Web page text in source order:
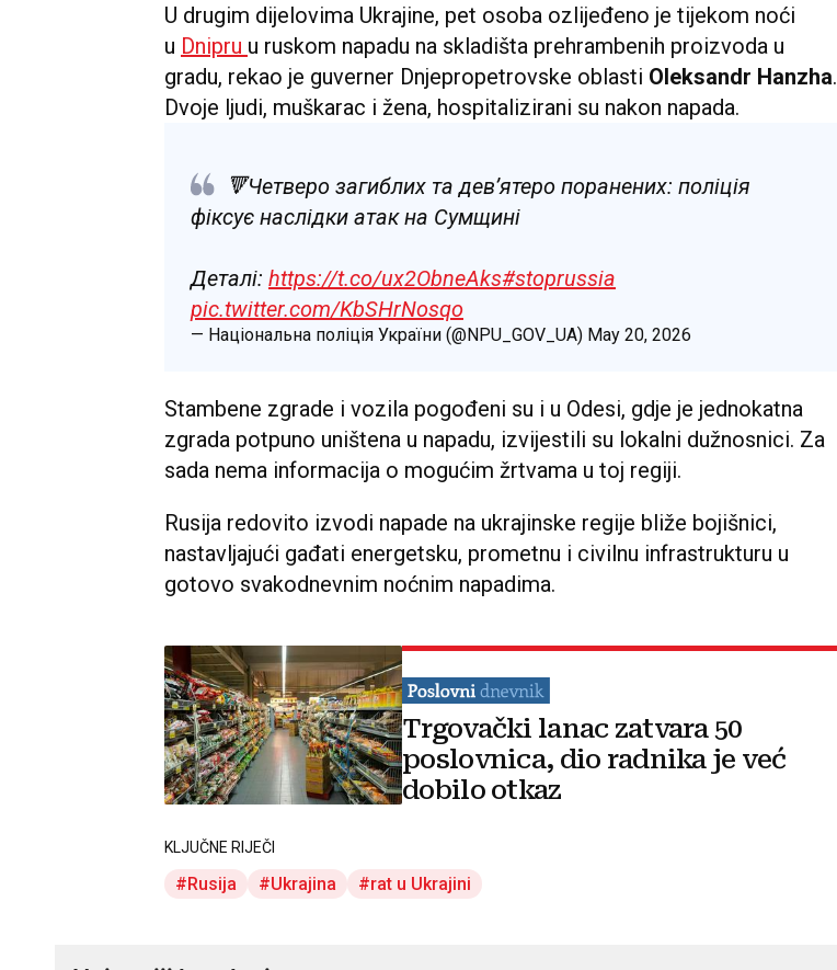
U drugim dijelovima Ukrajine, pet osoba ozlijeđeno je tijekom noći
u Dnipru u ruskom napadu na skladišta prehrambenih proizvoda u
gradu, rekao je guverner Dnjepropetrovske oblasti Oleksandr Hanzha.
Dvoje ljudi, muškarac i žena, hospitalizirani su nakon napada.
🔻Четверо загиблих та дев’ятеро поранених: поліція
фіксує наслідки атак на Сумщині
Деталі: https://t.co/ux2ObneAks#stoprussia
pic.twitter.com/KbSHrNosqo
— Національна поліція України (@NPU_GOV_UA) May 20, 2026
Stambene zgrade i vozila pogođeni su i u Odesi, gdje je jednokatna
zgrada potpuno uništena u napadu, izvijestili su lokalni dužnosnici. Za
sada nema informacija o mogućim žrtvama u toj regiji.
Rusija redovito izvodi napade na ukrajinske regije bliže bojišnici,
nastavljajući gađati energetsku, prometnu i civilnu infrastrukturu u
gotovo svakodnevnim noćnim napadima.
Trgovački lanac zatvara 50
poslovnica, dio radnika je već
dobilo otkaz
KLJUČNE RIJEČI
Rusija Ukrajina rat u Ukrajini